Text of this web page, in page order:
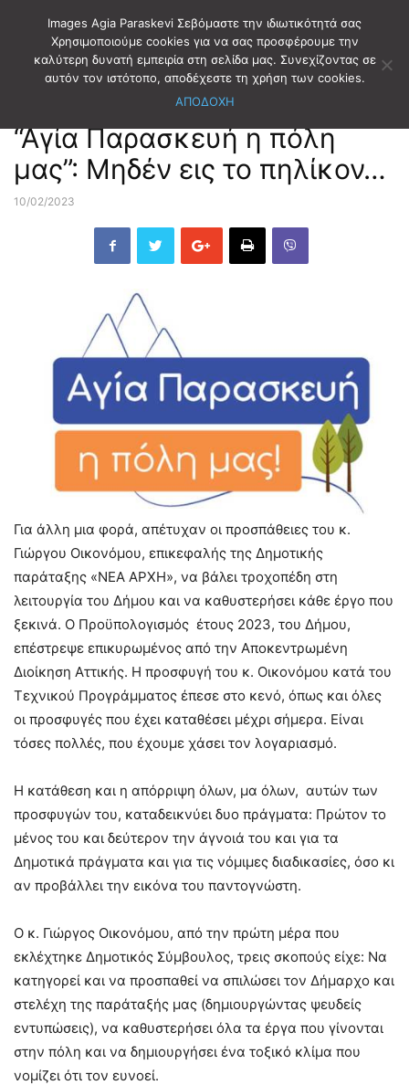
Αρχική ΠΑΡΑΤΑΞΕΙΣ Αγία Παρασκευή η πόλη μας
Αγία Παρασκευή η πόλη μας
“Αγία Παρασκευή η πόλη
μας”: Μηδέν εις το πηλίκον…
10/02/2023
Για άλλη μια φορά, απέτυχαν οι προσπάθειες του κ.
Γιώργου Οικονόμου, επικεφαλής της Δημοτικής
παράταξης «ΝΕΑ ΑΡΧΗ», να βάλει τροχοπέδη στη
λειτουργία του Δήμου και να καθυστερήσει κάθε έργο που
ξεκινά. Ο Προϋπολογισμός έτους 2023, του Δήμου,
επέστρεψε επικυρωμένος από την Αποκεντρωμένη
Διοίκηση Αττικής. Η προσφυγή του κ. Οικονόμου κατά του
Τεχνικού Προγράμματος έπεσε στο κενό, όπως και όλες
οι προσφυγές που έχει καταθέσει μέχρι σήμερα. Είναι
τόσες πολλές, που έχουμε χάσει τον λογαριασμό.
Η κατάθεση και η απόρριψη όλων, μα όλων, αυτών των
προσφυγών του, καταδεικνύει δυο πράγματα: Πρώτον το
μένος του και δεύτερον την άγνοιά του και για τα
Δημοτικά πράγματα και για τις νόμιμες διαδικασίες, όσο κι
αν προβάλλει την εικόνα του παντογνώστη.
Ο κ. Γιώργος Οικονόμου, από την πρώτη μέρα που
εκλέχτηκε Δημοτικός Σύμβουλος, τρεις σκοπούς είχε: Να
κατηγορεί και να προσπαθεί να σπιλώσει τον Δήμαρχο και
στελέχη της παράταξής μας (δημιουργώντας ψευδείς
εντυπώσεις), να καθυστερήσει όλα τα έργα που γίνονται
στην πόλη και να δημιουργήσει ένα τοξικό κλίμα που
νομίζει ότι τον ευνοεί.
Images Agia Paraskevi Σεβόμαστε την ιδιωτικότητά σας
Χρησιμοποιούμε cookies για να σας προσφέρουμε την
καλύτερη δυνατή εμπειρία στη σελίδα μας. Συνεχίζοντας σε
αυτόν τον ιστότοπο, αποδέχεστε τη χρήση των cookies.
ΑΠΟΔΟΧΗ